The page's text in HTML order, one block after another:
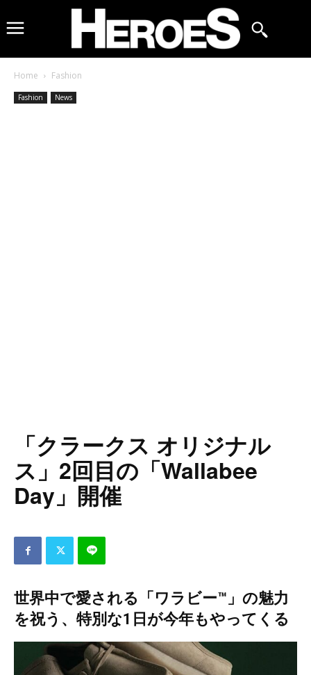
Home Fashion
Fashion News
「クラークス オリジナル
ス」2回目の「Wallabee
Day」開催
世界中で愛される「ワラビー™」の魅力
を祝う、特別な1日が今年もやってくる